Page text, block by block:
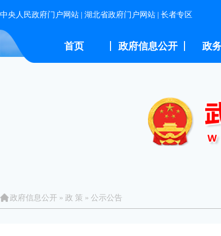
中央人民政府门户网站 | 湖北省政府门户网站 | 长者专区
首页 政府信息公开 政
政府信息公开 » 政 策 » 公示公告